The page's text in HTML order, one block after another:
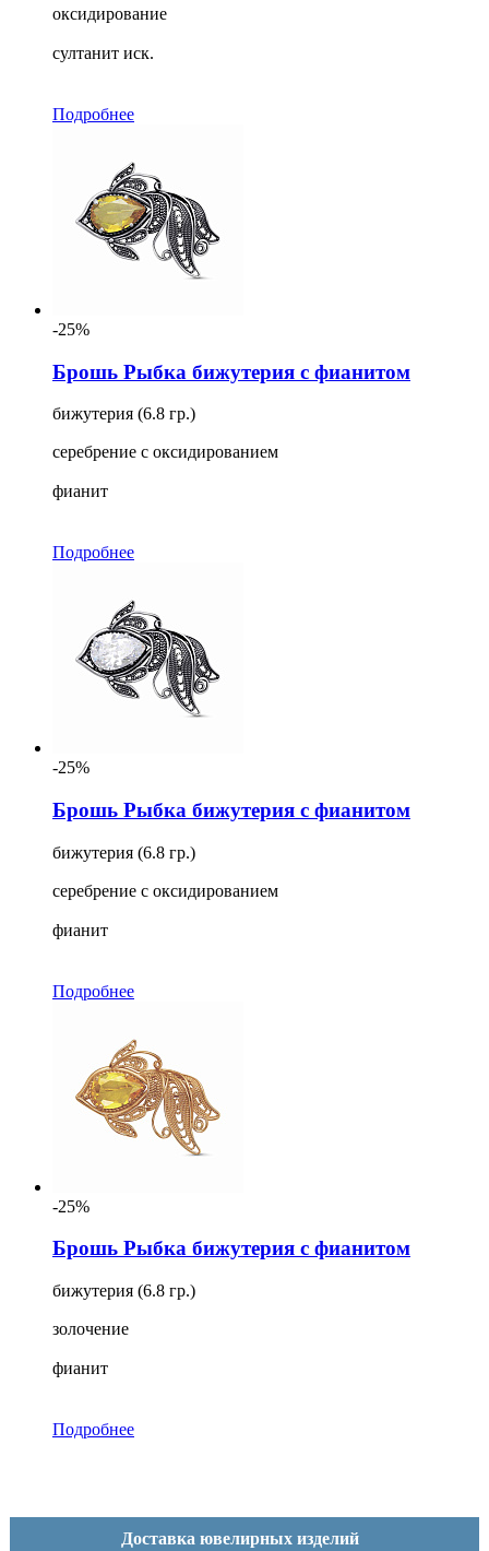
оксидирование
султанит иск.
Подробнее
-25%
Брошь Рыбка бижутерия с фианитом
бижутерия (6.8 гр.)
серебрение с оксидированием
фианит
Подробнее
-25%
Брошь Рыбка бижутерия с фианитом
бижутерия (6.8 гр.)
серебрение с оксидированием
фианит
Подробнее
-25%
Брошь Рыбка бижутерия с фианитом
бижутерия (6.8 гр.)
золочение
фианит
Подробнее
Доставка ювелирных изделий